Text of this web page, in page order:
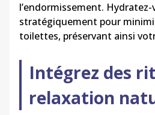
l’endormissement. Hydratez-
stratégiquement pour
toilettes, préservant ainsi
Intégrez des
relaxation